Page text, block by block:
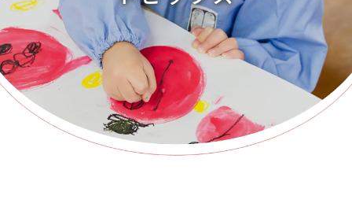
園での生活
入園案内 保護者専用